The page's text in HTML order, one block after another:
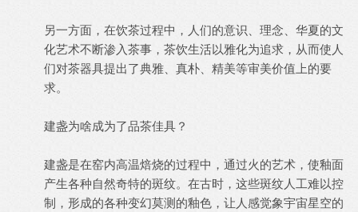
另一方面，在饮茶过程中，人们的意识、理念、华夏的文
化艺术不断渗入茶事，茶饮生活以雅化为追求，从而使人
们对茶器具提出了典雅、真朴、精美等审美价值上的要
求。
建盏为啥成为了品茶佳具？
建盏是在窑内高温焙烧的过程中，通过火的艺术，使釉面
产生各种自然奇特的斑纹。在古时，这些斑纹人工难以控
制，形成的各种变幻莫测的釉色，让人感觉象宇宙星空的